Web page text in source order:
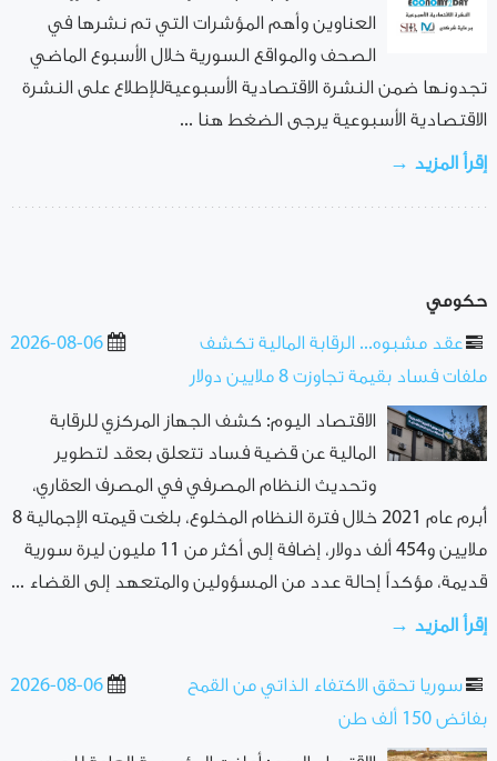
العناوين وأهم المؤشرات التي تم نشرها في
الصحف والمواقع السورية خلال الأسبوع الماضي
تجدونها ضمن النشرة الاقتصادية الأسبوعيةللإطلاع على النشرة
الاقتصادية الأسبوعية يرجى الضغط هنا ...
إقرأ المزيد →
حكومي
2026-08-06
عقد مشبوه... الرقابة المالية تكشف
ملفات فساد بقيمة تجاوزت 8 ملايين دولار
الاقتصاد اليوم: كشف الجهاز المركزي للرقابة
المالية عن قضية فساد تتعلق بعقد لتطوير
وتحديث النظام المصرفي في المصرف العقاري،
أُبرم عام 2021 خلال فترة النظام المخلوع، بلغت قيمته الإجمالية 8
ملايين و454 ألف دولار، إضافة إلى أكثر من 11 مليون ليرة سورية
قديمة، مؤكداً إحالة عدد من المسؤولين والمتعهد إلى القضاء ...
إقرأ المزيد →
2026-08-06
سوريا تحقق الاكتفاء الذاتي من القمح
بفائض 150 ألف طن